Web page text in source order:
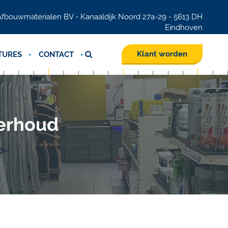
BV - Kanaaldijk Noord 27a-29 - 5613 DH
Eindhoven
CONTACT Klant worden